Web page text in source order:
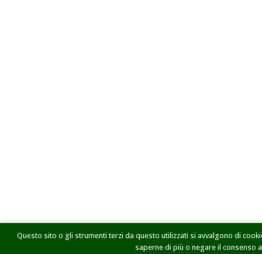
Questo sito o gli strumenti terzi da questo utilizzati si avvalgono di
saperne di più o negare il consenso